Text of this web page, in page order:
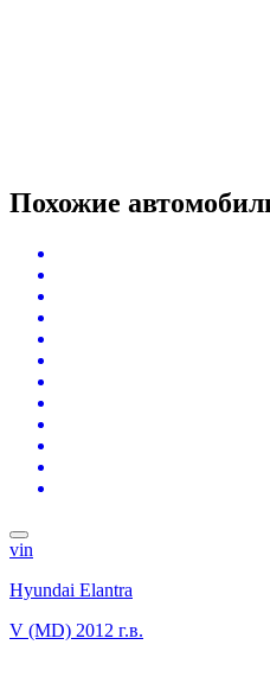
Похожие
vin
Hyundai Elantra
V (MD) 2012 г.в.